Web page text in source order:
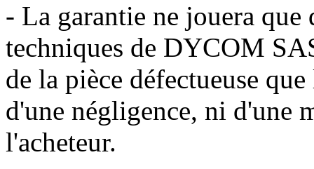
- La garantie ne jouera que
techniques de DYCOM
de la pièce défectueuse
d'une négligence, ni d'une
l'acheteur.